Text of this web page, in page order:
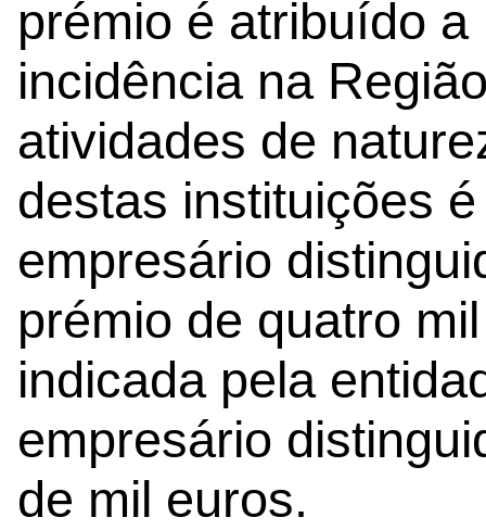
prémio é atribuído
incidência na
atividades de
destas instituições
empresário
prémio de quatro
indicada pela
empresário
de mil euros.